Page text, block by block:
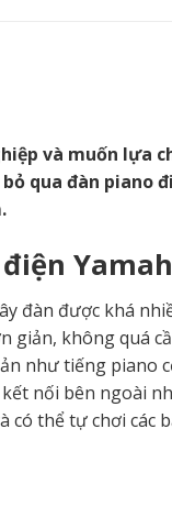
và muốn lựa
qua đàn piano
đàn được khá
giản, không quá
như tiếng piano
nối bên ngoài
thể tự chơi các